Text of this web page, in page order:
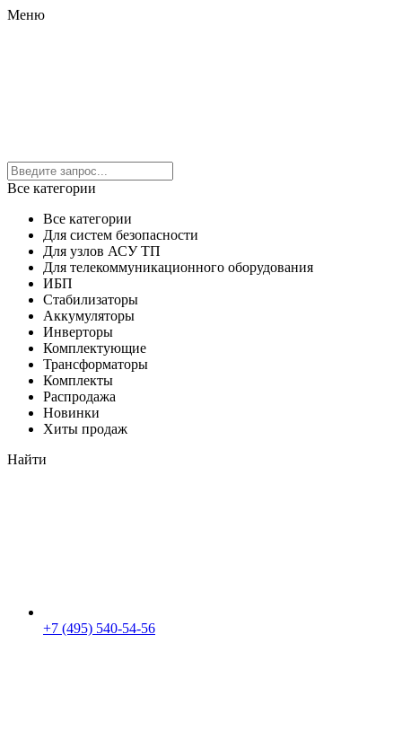
Меню
Все категории
Все категории
Для систем безопасности
Для узлов АСУ ТП
Для телекоммуникационного оборудования
ИБП
Стабилизаторы
Аккумуляторы
Инверторы
Комплектующие
Трансформаторы
Комплекты
Распродажа
Новинки
Хиты продаж
Найти
+7 (495) 540-54-56